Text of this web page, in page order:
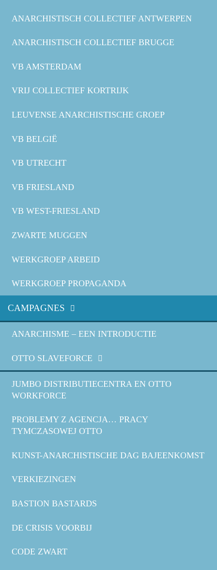
ANARCHISTISCH COLLECTIEF ANTWERPEN
ANARCHISTISCH COLLECTIEF BRUGGE
VB AMSTERDAM
VRIJ COLLECTIEF KORTRIJK
LEUVENSE ANARCHISTISCHE GROEP
VB BELGIË
VB UTRECHT
VB FRIESLAND
VB WEST-FRIESLAND
ZWARTE MUGGEN
WERKGROEP ARBEID
WERKGROEP PROPAGANDA
CAMPAGNES
ANARCHISME – EEN INTRODUCTIE
OTTO SLAVEFORCE
JUMBO DISTRIBUTIECENTRA EN OTTO
WORKFORCE
PROBLEMY Z AGENCJA… PRACY
TYMCZASOWEJ OTTO
KUNST-ANARCHISTISCHE DAG BAJEENKOMST
VERKIEZINGEN
BASTION BASTARDS
DE CRISIS VOORBIJ
CODE ZWART